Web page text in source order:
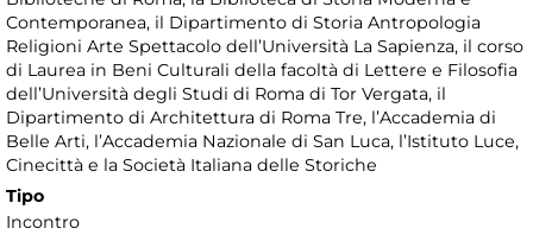
Contemporanea, il Dipartimento di Storia Antropologia
Religioni Arte Spettacolo dell’Università La Sapienza, il corso
di Laurea in Beni Culturali della facoltà di Lettere e Filosofia
dell’Università degli Studi di Roma di Tor Vergata, il
Dipartimento di Architettura di Roma Tre, l’Accademia di
Belle Arti, l’Accademia Nazionale di San Luca, l’Istituto Luce,
Cinecittà e la Società Italiana delle Storiche
Tipo
Incontro